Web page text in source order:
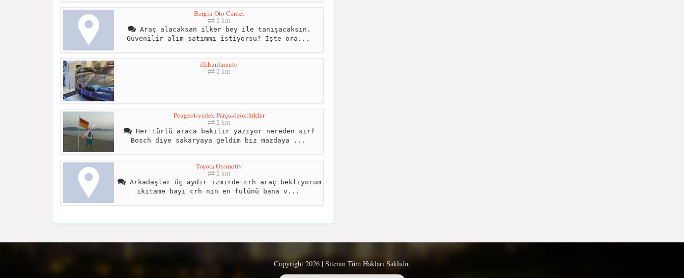
Bergin Oto Center
2 km
Araç alacaksan ilker bey ile tanışacaksın.
Güvenilir alım satımmı istiyorsu? İşte ora...
ilkhunlarauto
2 km
Peugeot-yedek Parça-özöztürkler
2 km
Her türlü araca bakılır yazıyor nereden sırf
Bosch diye sakaryaya geldim biz mazdaya ...
Toyota Otomotiv
2 km
Arkadaşlar üç aydır izmirde crh araç bekliyorum
ikitame bayi crh nin en fulünü bana v...
Copyright 2026 | Sitenin Tüm Hakları Saklıdır.